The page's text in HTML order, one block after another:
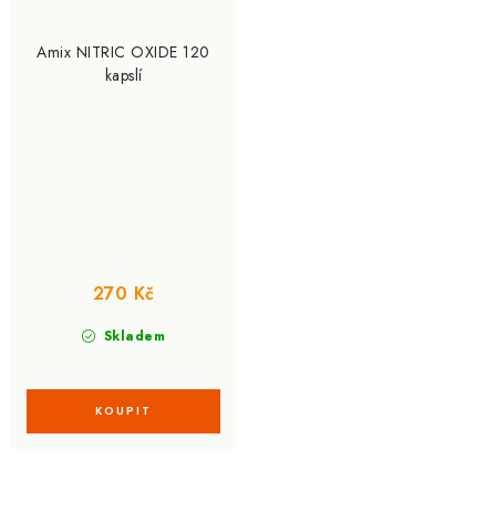
Amix NITRIC OXIDE 120
kapslí
Skladem
270 Kč